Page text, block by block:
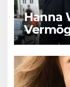
Hanna
Größe,